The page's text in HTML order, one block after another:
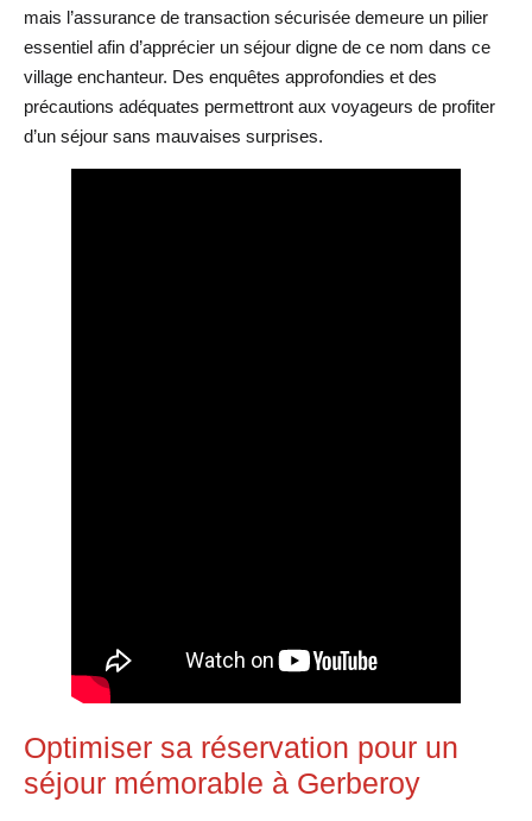
mais l’assurance de transaction sécurisée demeure un pilier
essentiel afin d’apprécier un séjour digne de ce nom dans ce
village enchanteur. Des enquêtes approfondies et des
précautions adéquates permettront aux voyageurs de profiter
d’un séjour sans mauvaises surprises.
Optimiser sa réservation pour un
séjour mémorable à Gerberoy